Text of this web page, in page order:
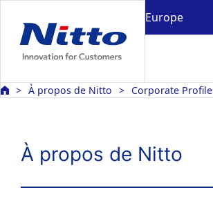
Europe
À propos de Nitto Corporate Profile
À propos de Nitto